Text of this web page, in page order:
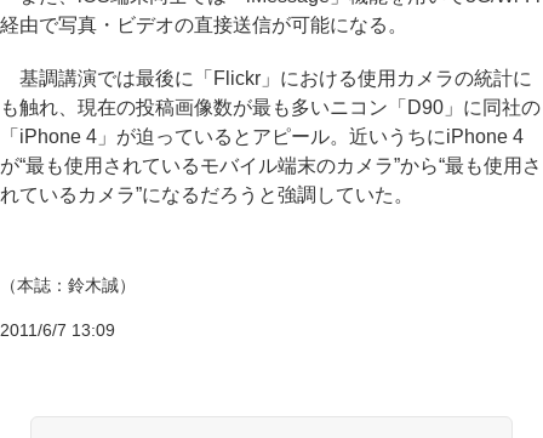
経由で写真・ビデオの直接送信が可能になる。
基調講演では最後に「Flickr」における使用カメラの統計に
も触れ、現在の投稿画像数が最も多いニコン「D90」に同社の
「iPhone 4」が迫っているとアピール。近いうちにiPhone 4
が“最も使用されているモバイル端末のカメラ”から“最も使用さ
れているカメラ”になるだろうと強調していた。
（本誌：鈴木誠）
2011/6/7 13:09